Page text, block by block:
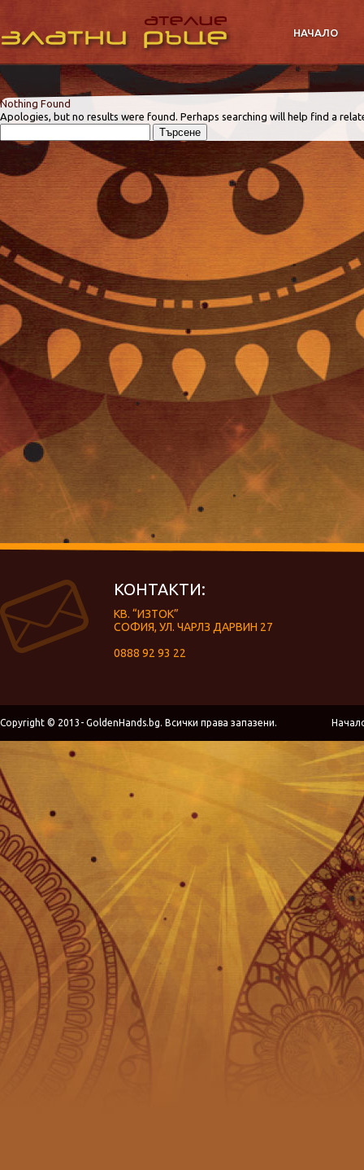
НАЧАЛО
Nothing Found
Apologies, but no results were found. Perhaps searching will help find a
за:
КОНТАКТИ:
КВ. “ИЗТОК”
СОФИЯ, УЛ. ЧАРЛЗ ДАРВИН 27
0888 92 93 22
Copyright © 2013- GoldenHands.bg. Всички права запазени.